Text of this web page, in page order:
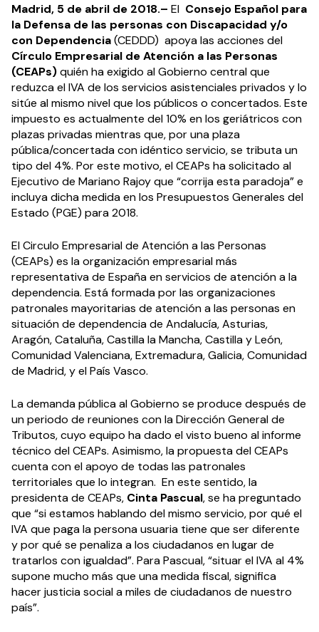
Madrid, 5 de abril de 2018.– El Consejo Español para
la Defensa de las personas con Discapacidad y/o
con Dependencia(CEDDD) apoya las acciones del
Círculo Empresarial de Atención a las Personas
(CEAPs)quién ha exigido al Gobierno central que
reduzca el IVA de los servicios asistenciales privados y lo
sitúe al mismo nivel que los públicos o concertados. Este
impuesto es actualmente del 10% en los geriátricos con
plazas privadas mientras que, por una plaza
pública/concertada con idéntico servicio, se tributa un
tipo del 4%. Por este motivo, el CEAPs ha solicitado al
Ejecutivo de Mariano Rajoy que “corrija esta paradoja” e
incluya dicha medida en los Presupuestos Generales del
Estado (PGE) para 2018.
El Circulo Empresarial de Atención a las Personas
(CEAPs) es la organización empresarial más
representativa de España en servicios de atención a la
dependencia. Está formada por las organizaciones
patronales mayoritarias de atención a las personas en
situación de dependencia de Andalucía, Asturias,
Aragón, Cataluña, Castilla la Mancha, Castilla y León,
Comunidad Valenciana, Extremadura, Galicia, Comunidad
de Madrid, y el País Vasco.
La demanda pública al Gobierno se produce después de
un periodo de reuniones con la Dirección General de
Tributos, cuyo equipo ha dado el visto bueno al informe
técnico del CEAPs. Asimismo, la propuesta del CEAPs
cuenta con el apoyo de todas las patronales
territoriales que lo integran. En este sentido, la
presidenta de CEAPs, Cinta Pascual, se ha preguntado
que “si estamos hablando del mismo servicio, por qué el
IVA que paga la persona usuaria tiene que ser diferente
y por qué se penaliza a los ciudadanos en lugar de
tratarlos con igualdad”. Para Pascual, “situar el IVA al 4%
supone mucho más que una medida fiscal, significa
hacer justicia social a miles de ciudadanos de nuestro
país”.